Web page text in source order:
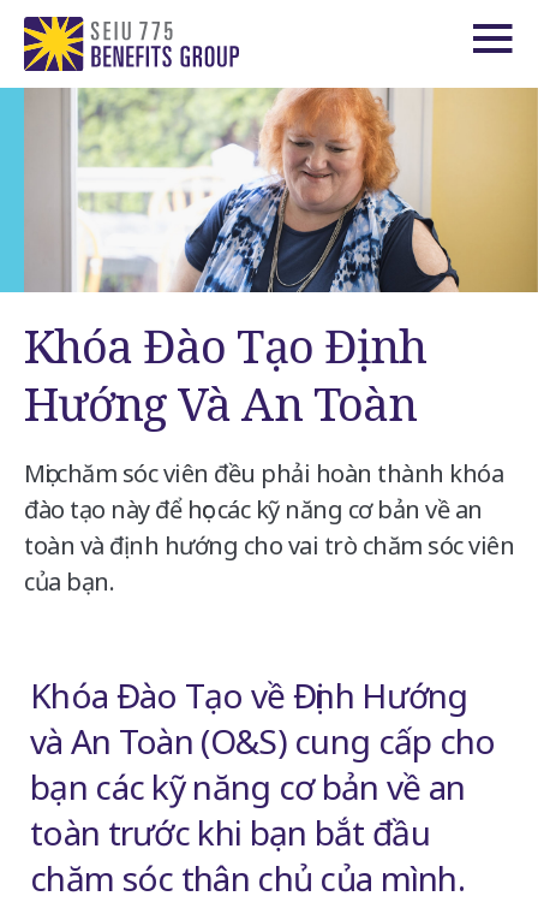
Khóa Đào Tạo Định
Hướng Và An Toàn
Mọi chăm sóc viên đều phải hoàn thành khóa
đào tạo này để học các kỹ năng cơ bản về an
toàn và định hướng cho vai trò chăm sóc viên
của bạn.
Khóa Đào Tạo về Định Hướng
và An Toàn (O&S) cung cấp cho
bạn các kỹ năng cơ bản về an
toàn trước khi bạn bắt đầu
chăm sóc thân chủ của mình.